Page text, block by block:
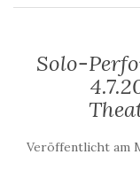
Solo-
Veröffentlicht am